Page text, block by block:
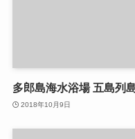
多郎島海水浴場 五島列
2018年10月9日